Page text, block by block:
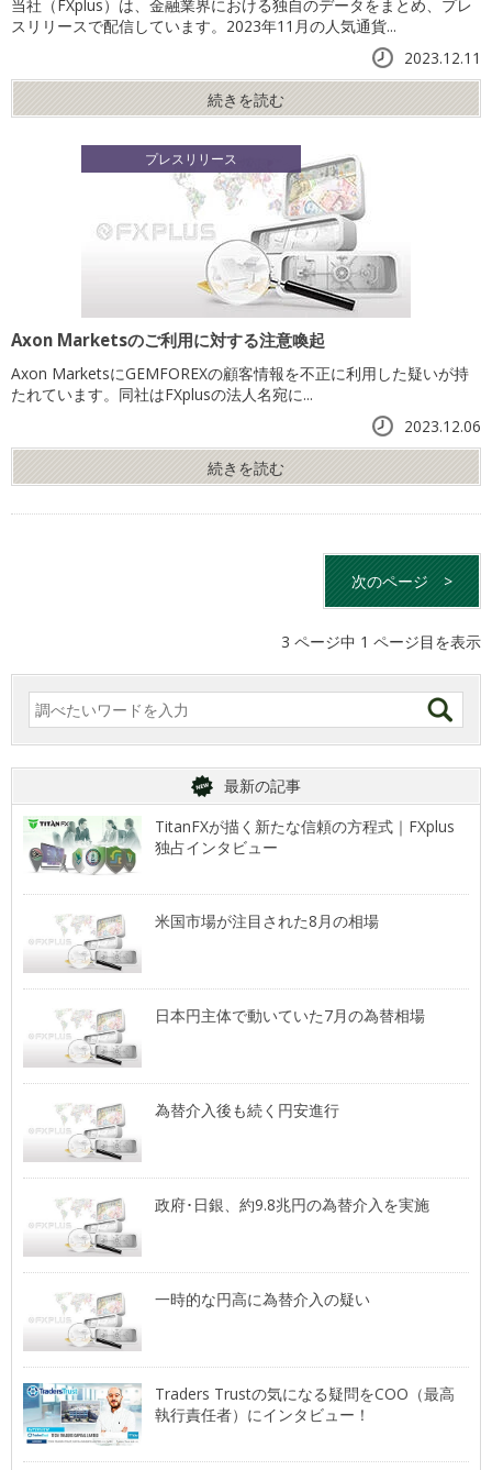
当社（FXplus）は、金融業界における独自のデータをまとめ、プレ
スリリースで配信しています。2023年11月の人気通貨...
2023.12.11
続きを読む
プレスリリース
Axon Marketsのご利用に対する注意喚起
Axon MarketsにGEMFOREXの顧客情報を不正に利用した疑いが持
たれています。同社はFXplusの法人名宛に...
2023.12.06
続きを読む
次のページ >
3 ページ中 1 ページ目を表示
最新の記事
TitanFXが描く新たな信頼の方程式｜FXplus
独占インタビュー
米国市場が注目された8月の相場
日本円主体で動いていた7月の為替相場
為替介入後も続く円安進行
政府･日銀、約9.8兆円の為替介入を実施
一時的な円高に為替介入の疑い
Traders Trustの気になる疑問をCOO（最高
執行責任者）にインタビュー！